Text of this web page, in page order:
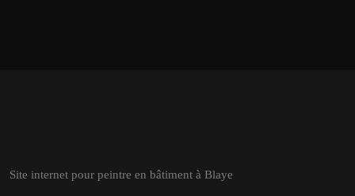
Site internet pour peintre en bâtiment à Blaye